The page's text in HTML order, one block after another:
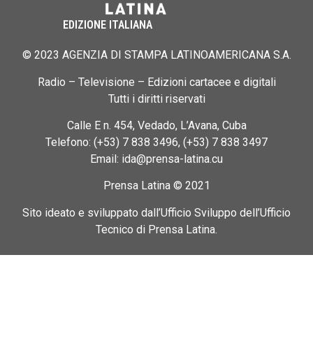
EDIZIONE ITALIANA
© 2023 AGENZIA DI STAMPA LATINOAMERICANA S.A.
Radio – Televisione – Edizioni cartacee e digitali
Tutti i diritti riservati
Calle E n. 454, Vedado, L’Avana, Cuba
Telefono: (+53) 7 838 3496, (+53) 7 838 3497
Email: ida@prensa-latina.cu
Prensa Latina © 2021
Sito ideato e sviluppato dall’Ufficio Sviluppo dell’Ufficio
Tecnico di Prensa Latina.